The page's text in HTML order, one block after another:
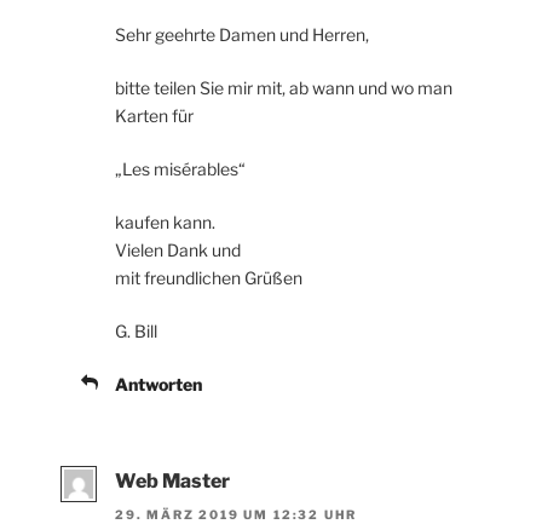
Sehr geehrte Damen und Herren,
bitte teilen Sie mir mit, ab wann und wo man
Karten für
„Les misérables“
kaufen kann.
Vielen Dank und
mit freundlichen Grüßen
G. Bill
Antworten
Web Master
29. MÄRZ 2019 UM 12:32 UHR